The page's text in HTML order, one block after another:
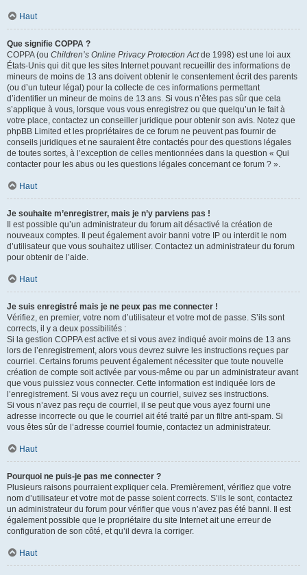
Haut
Que signifie COPPA ?
COPPA (ou Children’s Online Privacy Protection Actde 1998) est une loi aux
États-Unis qui dit que les sites Internet pouvant recueillir des informations de
mineurs de moins de 13 ans doivent obtenir le consentement écrit des parents
(ou d’un tuteur légal) pour la collecte de ces informations permettant
d’identifier un mineur de moins de 13 ans. Si vous n’êtes pas sûr que cela
s’applique à vous, lorsque vous vous enregistrez ou que quelqu’un le fait à
votre place, contactez un conseiller juridique pour obtenir son avis. Notez que
phpBB Limited et les propriétaires de ce forum ne peuvent pas fournir de
conseils juridiques et ne sauraient être contactés pour des questions légales
de toutes sortes, à l’exception de celles mentionnées dans la question « Qui
contacter pour les abus ou les questions légales concernant ce forum ? ».
Haut
Je souhaite m’enregistrer, mais je n’y parviens pas !
Il est possible qu’un administrateur du forum ait désactivé la création de
nouveaux comptes. Il peut également avoir banni votre IP ou interdit le nom
d’utilisateur que vous souhaitez utiliser. Contactez un administrateur du forum
pour obtenir de l’aide.
Haut
Je suis enregistré mais je ne peux pas me connecter !
Vérifiez, en premier, votre nom d’utilisateur et votre mot de passe. S’ils sont
corrects, il y a deux possibilités :
Si la gestion COPPA est active et si vous avez indiqué avoir moins de 13 ans
lors de l’enregistrement, alors vous devrez suivre les instructions reçues par
courriel. Certains forums peuvent également nécessiter que toute nouvelle
création de compte soit activée par vous-même ou par un administrateur avant
que vous puissiez vous connecter. Cette information est indiquée lors de
l’enregistrement. Si vous avez reçu un courriel, suivez ses instructions.
Si vous n’avez pas reçu de courriel, il se peut que vous ayez fourni une
adresse incorrecte ou que le courriel ait été traité par un filtre anti-spam. Si
vous êtes sûr de l’adresse courriel fournie, contactez un administrateur.
Haut
Pourquoi ne puis-je pas me connecter ?
Plusieurs raisons pourraient expliquer cela. Premièrement, vérifiez que votre
nom d’utilisateur et votre mot de passe soient corrects. S’ils le sont, contactez
un administrateur du forum pour vérifier que vous n’avez pas été banni. Il est
également possible que le propriétaire du site Internet ait une erreur de
configuration de son côté, et qu’il devra la corriger.
Haut